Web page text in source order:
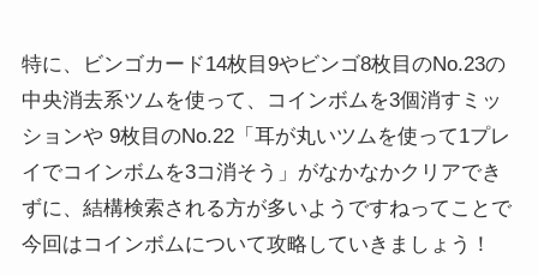
特に、ビンゴカード14枚目9やビンゴ8枚目のNo.23の
中央消去系ツムを使って、コインボムを3個消すミッ
ションや 9枚目のNo.22「耳が丸いツムを使って1プレ
イでコインボムを3コ消そう」がなかなかクリアでき
ずに、結構検索される方が多いようですねってことで
今回はコインボムについて攻略していきましょう！